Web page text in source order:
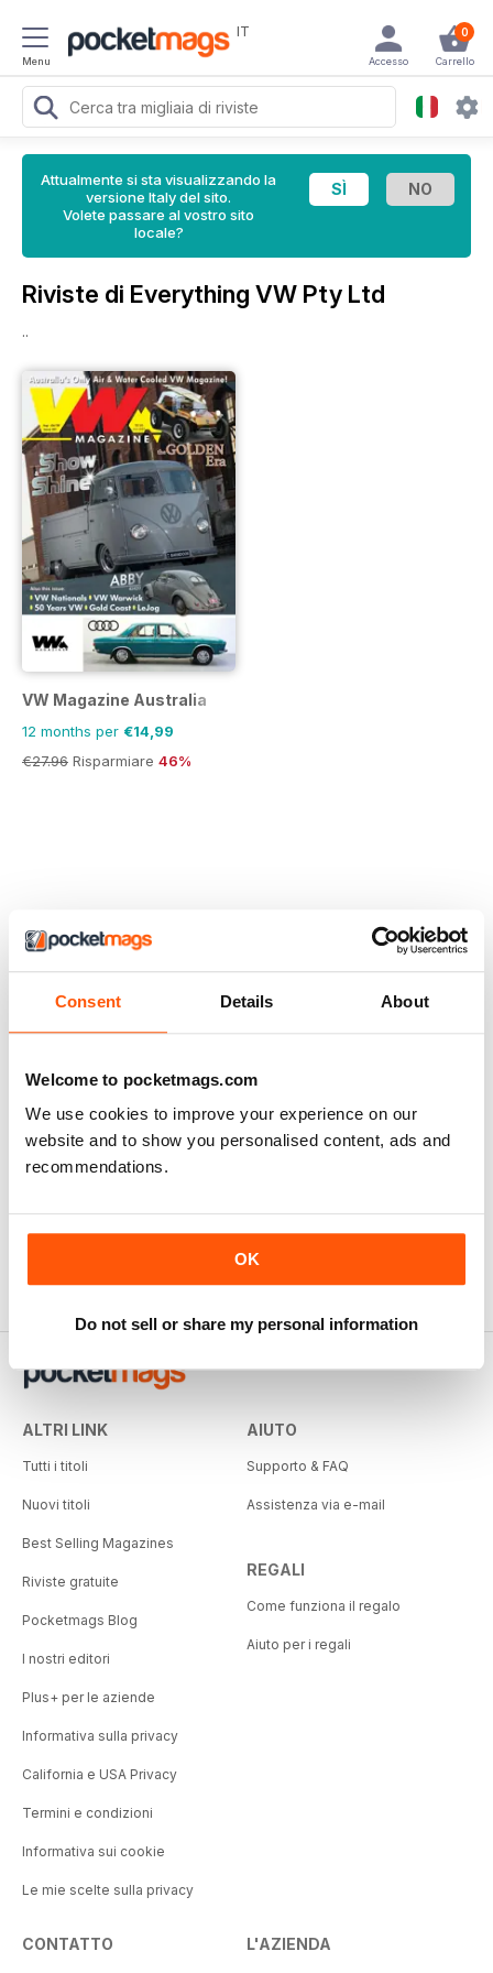
Consent Details About
Welcome to pocketmags.com
We use cookies to improve your experience on our
website and to show you personalised content, ads and
recommendations.
OK
Do not sell or share my personal information
Menu
IT 0
Carrello
Accesso
Attualmente si sta visualizzando la
versione Italy del sito.
Volete passare al vostro sito
locale?
Riviste di Everything VW Pty Ltd
..
VW Magazine Australia
12 months per €14,99
€27.96 Risparmiare 46%
ALTRI LINK
Tutti i titoli
Nuovi titoli
Best Selling Magazines
Riviste gratuite
Pocketmags Blog
I nostri editori
Plus+ per le aziende
Informativa sulla privacy
California e USA Privacy
Termini e condizioni
Informativa sui cookie
Le mie scelte sulla privacy
AIUTO
Supporto & FAQ
Assistenza via e-mail
REGALI
Come funziona il regalo
Aiuto per i regali
CONTATTO L'AZIENDA